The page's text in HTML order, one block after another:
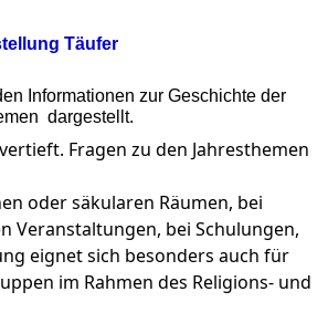
Informationen zur Geschichte der
dargestellt.
Fragen zu den Jahresthemen
oder säkularen Räumen, bei
Veranstaltungen, bei Schulungen,
eignet sich besonders auch für
im Rahmen des Religions- und